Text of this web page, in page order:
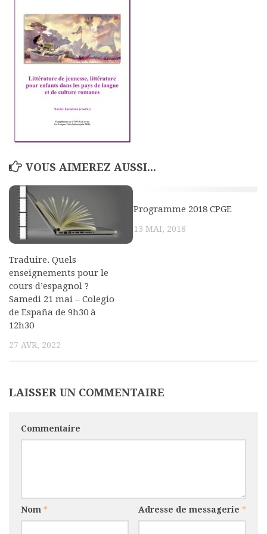
Polifonia
Concours
Programmes
Rapports
Agrégation et Capes
Minutes de Fred
Vous abonner / commander un numéro
Vous abonner
Commander un numéro PDF
Commander un numéro papier
Pour publier / Normes
Pour publier
Normes typographiques
VOUS AIMEREZ AUSSI...
Traduire. Quels
enseignements pour le
cours d’espagnol ?
Samedi 21 mai – Colegio
de España de 9h30 à
12h30
27 AVR, 2022
Programme 2018 CPGE
13 MAI, 2018
LAISSER UN COMMENTAIRE
Commentaire
Nom * Adresse de messagerie *